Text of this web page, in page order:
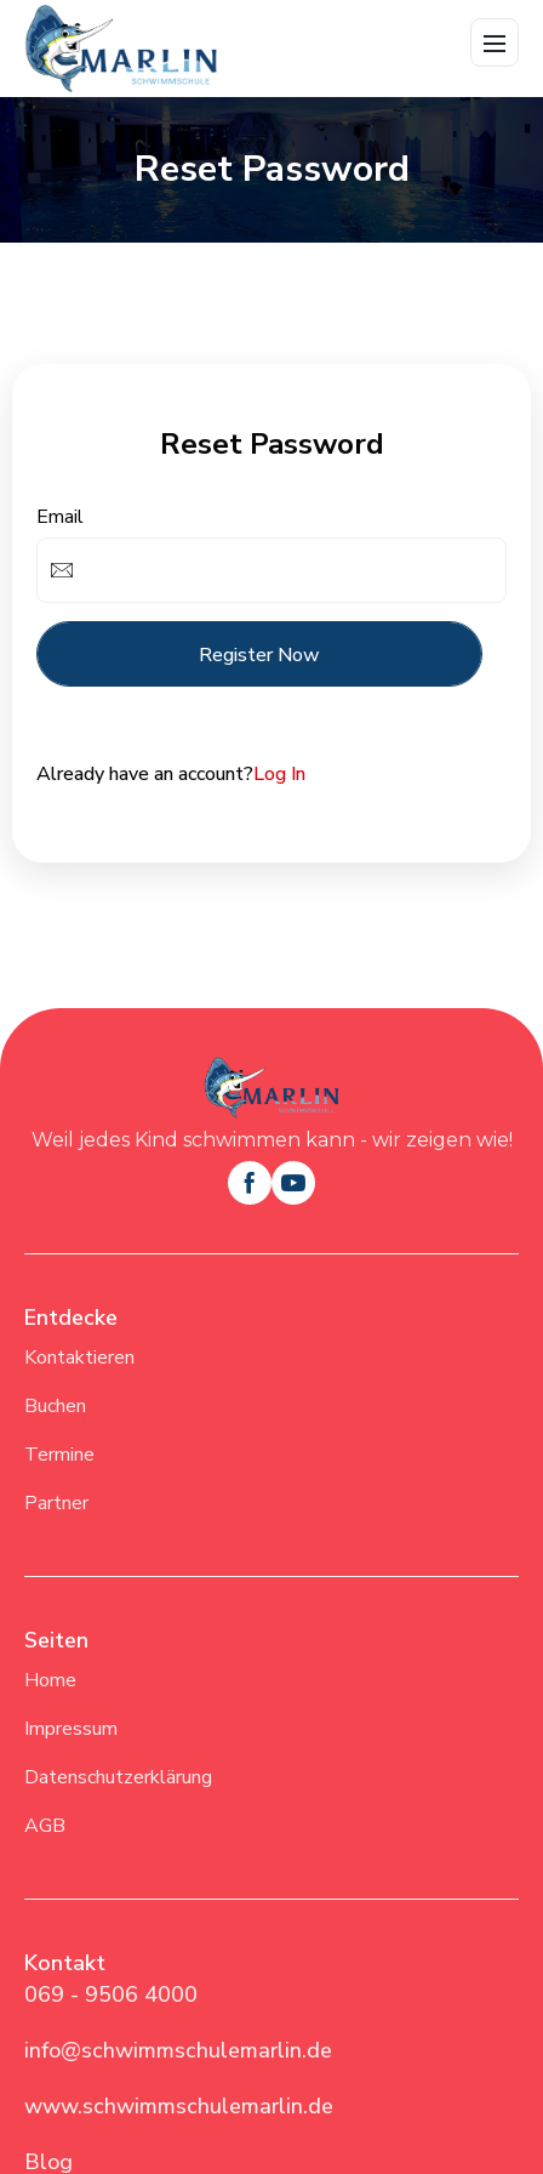
Menü
Reset Password
Reset Password
Email
Register Now
Register Now
Already have an account?Log In
Weil jedes Kind schwimmen kann - wir zeigen wie!
 
Entdecke
Kontaktieren
Buchen
Termine
Partner
Seiten
Home
Impressum
Datenschutzerklärung
AGB
Kontakt
069 - 9506 4000
info@schwimmschulemarlin.de
www.schwimmschulemarlin.de
Blog